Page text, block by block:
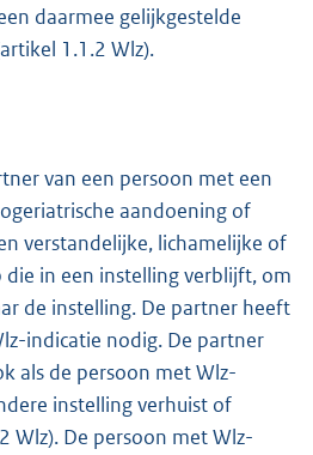
daarmee gelijkgestelde
1.1.2 Wlz).
van een persoon met een
aandoening of
verstandelijke, lichamelijke of
in een instelling verblijft, om
de instelling. De partner heeft
indicatie nodig. De partner
als de persoon met Wlz-
instelling verhuist of
Wlz). De persoon met Wlz-